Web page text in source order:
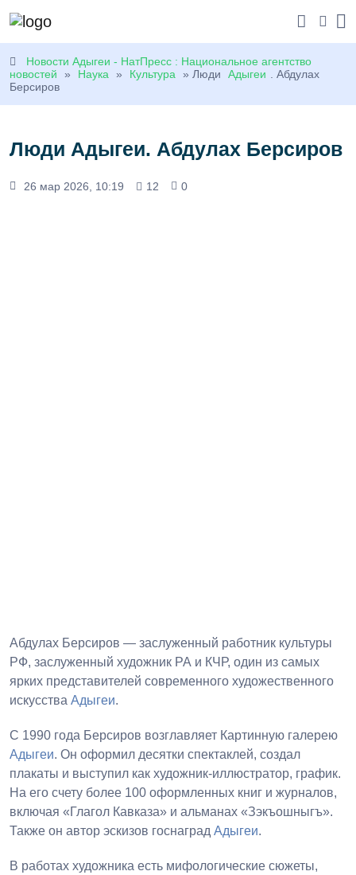
Новости Адыгеи - НатПресс : Национальное агентство
новостей
» Наука » Культура » Люди Адыгеи . Абдулах
Берсиров
Люди Адыгеи. Абдулах Берсиров
26 мар 2026, 10:19 12 0
Абдулах Берсиров — заслуженный работник культуры
РФ, заслуженный художник РА и КЧР, один из самых
ярких представителей современного художественного
искусства Адыгеи.
С 1990 года Берсиров возглавляет Картинную галерею
Адыгеи. Он оформил десятки спектаклей, создал
плакаты и выступил как художник-иллюстратор, график.
На его счету более 100 оформленных книг и журналов,
включая «Глагол Кавказа» и альманах «Зэкъошныгъ».
Также он автор эскизов госнаград Адыгеи.
В работах художника есть мифологические сюжеты,